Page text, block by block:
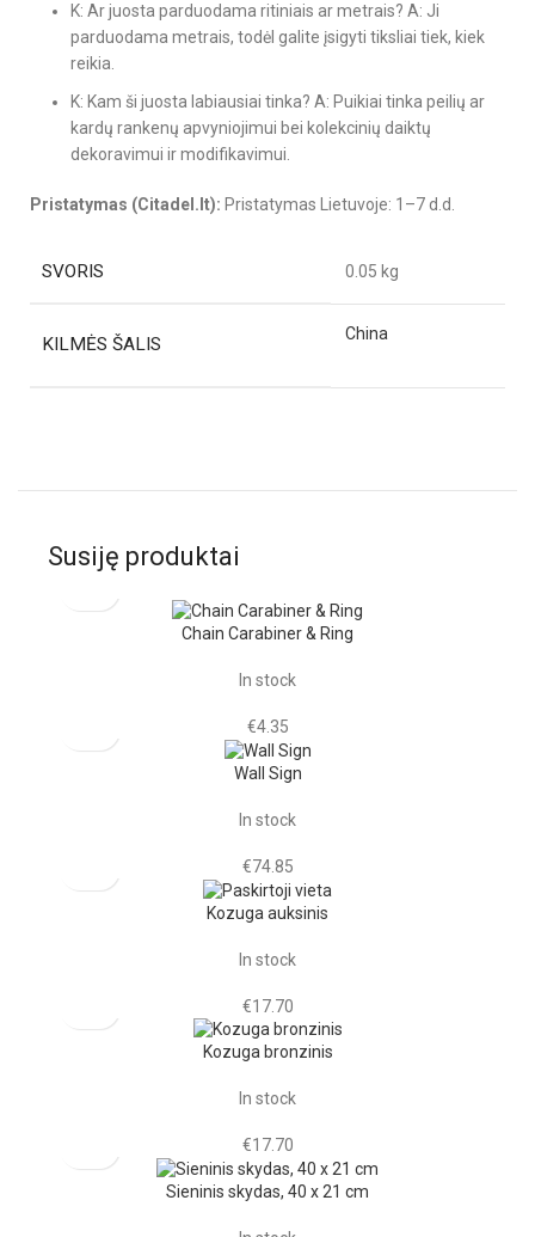
K: Ar juosta parduodama ritiniais ar metrais? A: Ji
parduodama metrais, todėl galite įsigyti tiksliai tiek, kiek
reikia.
K: Kam ši juosta labiausiai tinka? A: Puikiai tinka peilių ar
kardų rankenų apvyniojimui bei kolekcinių daiktų
dekoravimui ir modifikavimui.
Pristatymas (Citadel.lt): Pristatymas Lietuvoje: 1–7 d.d.
SVORIS 0.05 kg
KILMĖS ŠALIS China
Susiję produktai
Chain Carabiner & Ring
In stock
€4.35
Wall Sign
In stock
€74.85
Kozuga auksinis
In stock
€17.70
Kozuga bronzinis
In stock
€17.70
Sieninis skydas, 40 x 21 cm